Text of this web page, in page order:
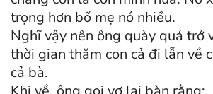
trọng hơn bố mẹ nó nhiều.
Nghĩ vậy nên ông quày quả trở
thời gian thăm con cả đi lẫn về
cả bà.